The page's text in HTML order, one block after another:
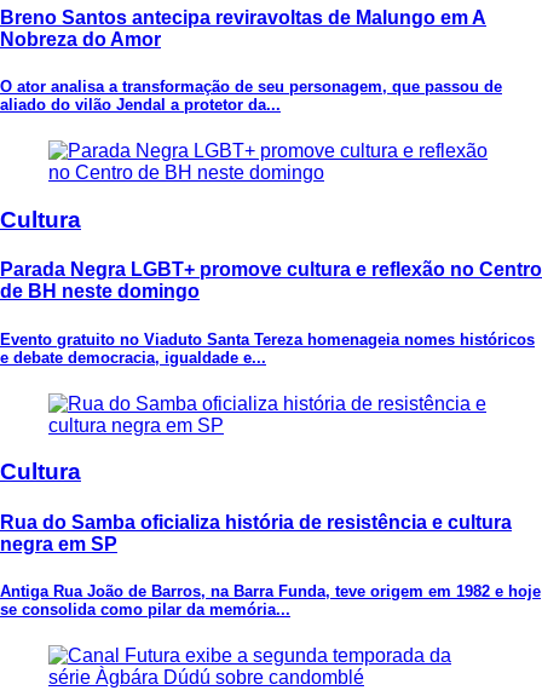
Breno Santos antecipa reviravoltas de Malungo em A
Nobreza do Amor
O ator analisa a transformação de seu personagem, que passou de
aliado do vilão Jendal a protetor da...
Cultura
Parada Negra LGBT+ promove cultura e reflexão no Centro
de BH neste domingo
Evento gratuito no Viaduto Santa Tereza homenageia nomes históricos
e debate democracia, igualdade e...
Cultura
Rua do Samba oficializa história de resistência e cultura
negra em SP
Antiga Rua João de Barros, na Barra Funda, teve origem em 1982 e hoje
se consolida como pilar da memória...